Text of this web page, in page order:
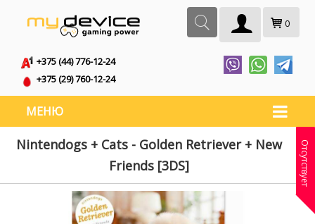
0
+375 (44) 776-12-24
+375 (29) 760-12-24
МЕНЮ
Nintendogs + Cats - Golden Retriever + New
Friends [3DS]
Отсутствует